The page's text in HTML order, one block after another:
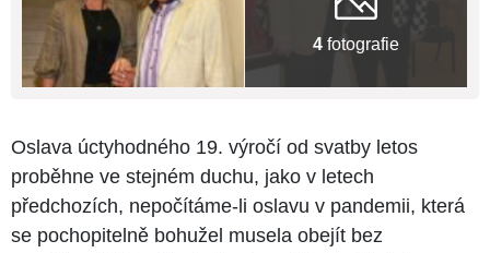
4 fotografie
Oslava úctyhodného 19. výročí od svatby letos
proběhne ve stejném duchu, jako v letech
předchozích, nepočítáme-li oslavu v pandemii, která
se pochopitelně bohužel musela obejít bez